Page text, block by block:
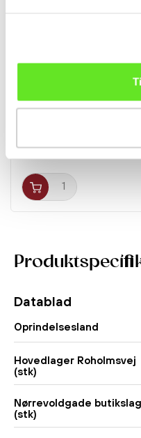
Datablad
Oprindelsesland
Hovedlager Roholmsvej
(stk)
Nørrevoldgade
(stk)
LaTiao Kinesisk Gluten
Snack Hot & Spicy...